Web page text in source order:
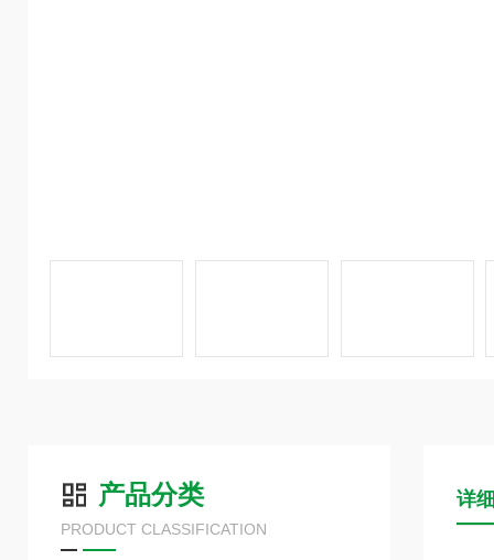
产品分类
PRODUCT CLASSIFICATION
详